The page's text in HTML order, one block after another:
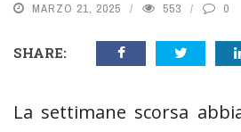
MARZO 21, 2025 553 0
SHARE:
La settimane scorsa